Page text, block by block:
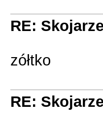
RE:
zółtko
RE: